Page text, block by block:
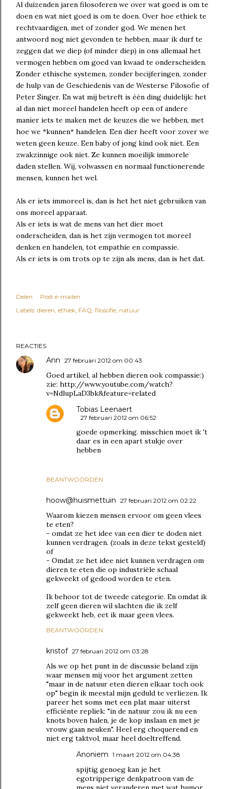
Al duizenden jaren filosoferen we over wat goed is om te
doen en wat niet goed is om te doen. Over hoe ethiek te
rechtvaardigen, met of zonder god. We menen het
antwoord nog niet gevonden te hebben, maar ik durf te
zeggen dat we diep (of minder diep) in ons allemaal het
vermogen hebben om goed van kwaad te onderscheiden.
Zonder ethische systemen, zonder becijferingen, zonder
de hulp van de Geschiedenis van de Westerse Filosofie of
Peter Singer. En wat mij betreft is één ding duidelijk: het
al dan niet moreel handelen heeft op een of andere
manier iets te maken met de keuzes die we hebben, met
hoe we *kunnen* handelen. Een dier heeft voor zover we
weten geen keuze. Een baby of jong kind ook niet. Een
zwakzinnige ook niet. Ze kunnen moeilijk immorele
daden stellen. Wij, volwassen en normaal functionerende
mensen, kunnen het wel.
Als er iets immoreel is, dan is het het niet gebruiken van
ons moreel apparaat.
Als er iets is wat de mens van het dier moet
onderscheiden, dan is het zijn vermogen tot moreel
denken en handelen, tot empathie en compassie.
Als er iets is om trots op te zijn als mens, dan is het dat.
Delen
Post e-mailen
Labels: dieren ethiek FAQ filosofie natuur
REACTIES
Ann 27 februari 2012 om 00:43
Goed artikel, al hebben dieren ook compassie:)
zie: http://www.youtube.com/watch?
v=NdlupLaD3bk&feature=related
BEANTWOORDEN
Tobias Leenaert
27 februari 2012 om 06:52
goede opmerking. misschien moet ik 't
daar es in een apart stukje over
hebben
hoow@huismettuin 27 februari 2012 om 02:22
Waarom kiezen mensen ervoor om geen vlees
te eten?
- omdat ze het idee van een dier te doden niet
kunnen verdragen. (zoals in deze tekst gesteld)
of
- Omdat ze het idee niet kunnen verdragen om
dieren te eten die op industriële schaal
gekweekt of gedood worden te eten.
Ik behoor tot de tweede categorie. En omdat ik
zelf geen dieren wil slachten die ik zelf
gekweekt heb, eet ik maar geen vlees.
BEANTWOORDEN
kristof 27 februari 2012 om 03:28
Als we op het punt in de discussie beland zijn
waar mensen mij voor het argument zetten
"maar in de natuur eten dieren elkaar toch ook
op" begin ik meestal mijn geduld te verliezen. Ik
pareer het soms met een plat maar uiterst
efficiënte repliek: "in de natuur zou ik nu een
knots boven halen, je de kop inslaan en met je
vrouw gaan neuken". Heel erg choquerend en
niet erg taktvol, maar heel doeltreffend.
Anoniem 1 maart 2012 om 04:38
spijtig genoeg kan je het
egotripperige denkpatroon van de